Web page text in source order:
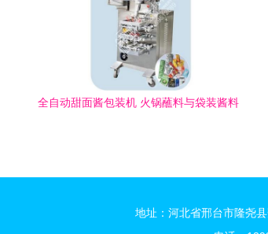
全自动甜面酱包装机 火锅蘸料与袋装酱料
地址：河北省邢台市隆尧